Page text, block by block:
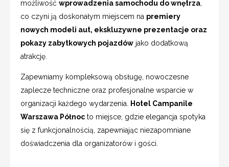
możliwość wprowadzenia samochodu do wnętrza
co czyni ją doskonałym miejscem na premiery
nowych modeli aut, ekskluzywne prezentacje oraz
pokazy zabytkowych pojazdów jako dodatkową
atrakcję.
Zapewniamy kompleksową obsługę, nowoczesne
zaplecze techniczne oraz profesjonalne wsparcie w
organizacji każdego wydarzenia.
Hotel Campanile
Warszawa Północ to miejsce, gdzie elegancja spotyka
się z funkcjonalnością, zapewniając niezapomniane
doświadczenia dla organizatorów i gości.